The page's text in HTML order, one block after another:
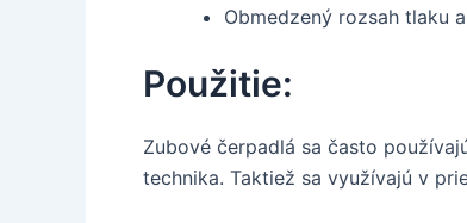
Obmedzený rozsah tlaku
Použitie:
Zubové čerpadlá sa často
technika. Taktiež sa využívajú v